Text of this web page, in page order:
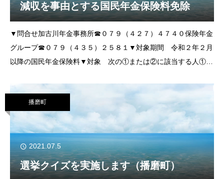
減収を事由とする国民年金保険料免除
▼問合せ加古川年金事務所☎０７９（４２７）４７４０保険年金
グループ☎０７９（４３５）２５８１▼対象期間 令和２年２月
以降の国民年金保険料▼対象 次の①または②に該当する人①令
が減少した人②令和２
播磨町
2021.07.5
選挙クイズを実施します（播磨町）